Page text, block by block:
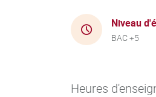
Niveau
BAC +5
Heures